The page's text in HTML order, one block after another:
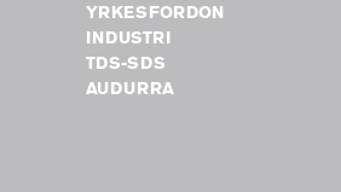
YRKESFORDON
INDUSTRI
TDS-SDS
AUDURRA